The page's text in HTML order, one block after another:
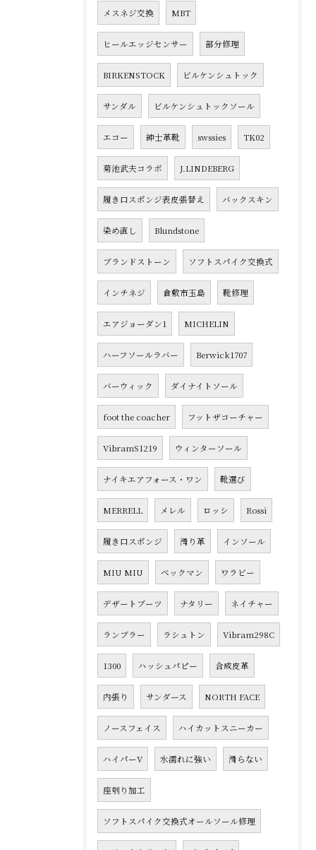
メスネジ交換 MBT
ヒールエッジセンサー 部分修理
BIRKENSTOCK ビルケンシュトック
サンダル ビルケンシュトックソール
エコー 紳士革靴 swssies TK02
菊池武夫コラボ J.LINDEBERG
履き口スポンジ表皮張替え バックスキン
染め直し Blundstone
ブランドストーン ソフトスパイク交換式
インチネジ 倉敷市玉島 靴修理
エアジョーダン1 MICHELIN
ハーフソールラバー Berwick1707
バーウィック ダイナイトソール
foot the coacher フットザコーチャー
VibramS1219 ウィンターソール
ナイキエアフォース・ワン 靴選び
MERRELL メレル ロッシ Rossi
履き口スポンジ 滑り革 インソール
MIU MIU ベックマン ワラビー
デザートブーツ ナタリー ネイチャー
ランブラー ラシュトン Vibram298C
1300 ハッシュパピー 合成皮革
内張り サンダース NORTH FACE
ノースフェイス ハイカットスニーカー
ハイパーV 水濡れに強い 滑らない
座刳り加工
ソフトスパイク交換式オールソール修理